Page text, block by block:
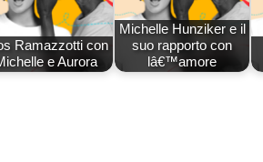
Ramazzotti con
e Aurora
Michelle Hunziker e il
suo rapporto con
lâ€™amore